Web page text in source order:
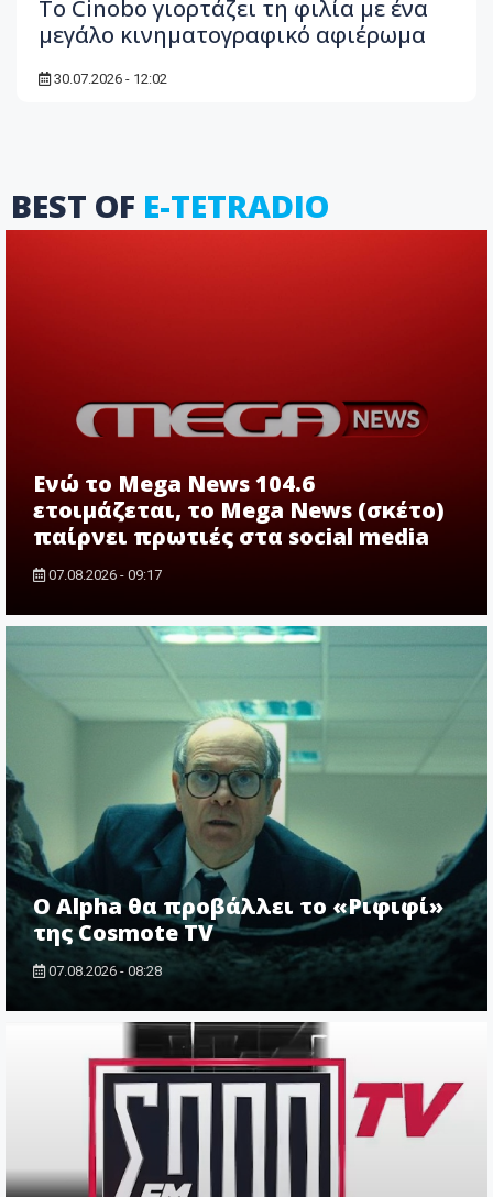
Το Cinobo γιορτάζει τη φιλία με ένα
μεγάλο κινηματογραφικό αφιέρωμα
30.07.2026 - 12:02
BEST OF E-TETRADIO
Ενώ το Mega News 104.6
ετοιμάζεται, το Mega News (σκέτο)
παίρνει πρωτιές στα social media
07.08.2026 - 09:17
Ο Alpha θα προβάλλει το «Ριφιφί»
της Cosmote TV
07.08.2026 - 08:28